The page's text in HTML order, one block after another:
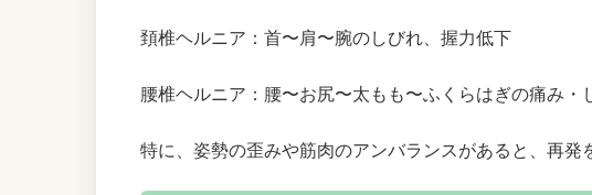
頚椎ヘルニア：首〜肩〜腕のしびれ、握力低下
腰椎ヘルニア：腰〜お尻〜太もも〜ふくらはぎの痛み・
特に、姿勢の歪みや筋肉のアンバランスがあると、再発